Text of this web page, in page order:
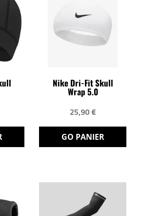
Nike Dri-Fit Skull
Wrap 5.0
25,90 €
GO PANIER